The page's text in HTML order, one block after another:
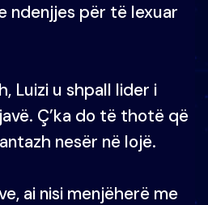
ndenjjes për të lexuar
Luizi u shpall lider i
Ç’ka do të thotë që
nesër në lojë.
ai nisi menjëherë me